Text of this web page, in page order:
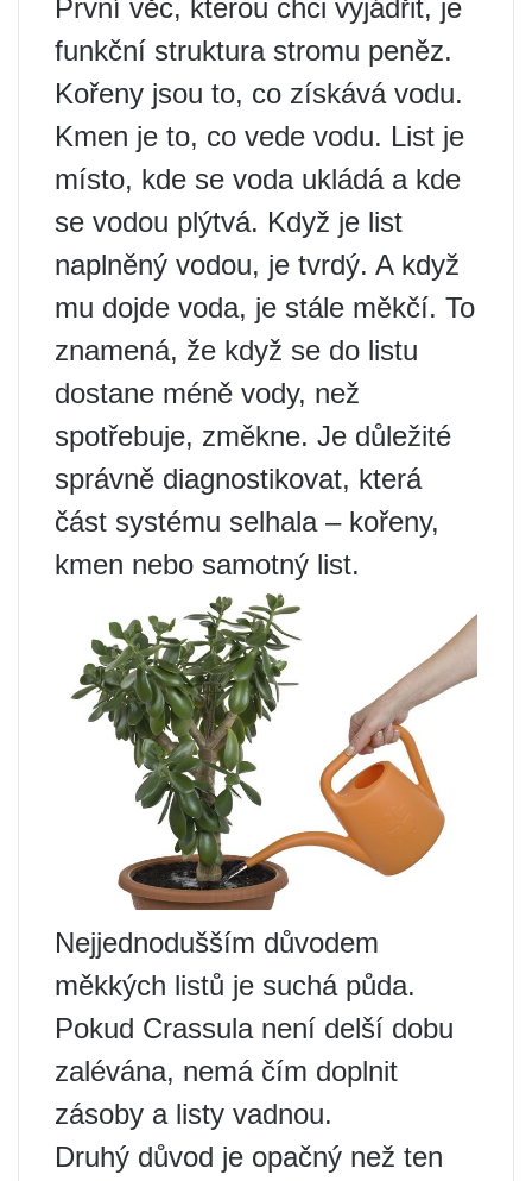
První věc, kterou chci vyjádřit, je
funkční struktura stromu peněz.
Kořeny jsou to, co získává vodu.
Kmen je to, co vede vodu. List je
místo, kde se voda ukládá a kde
se vodou plýtvá. Když je list
naplněný vodou, je tvrdý. A když
mu dojde voda, je stále měkčí. To
znamená, že když se do listu
dostane méně vody, než
spotřebuje, změkne. Je důležité
správně diagnostikovat, která
část systému selhala – kořeny,
kmen nebo samotný list.
Nejjednodušším důvodem
měkkých listů je suchá půda.
Pokud Crassula není delší dobu
zalévána, nemá čím doplnit
zásoby a listy vadnou.
Druhý důvod je opačný než ten